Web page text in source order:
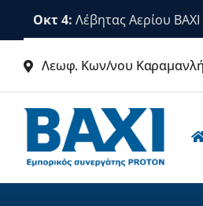
Μετάβαση
περιεχόμενο
Οκτ 4: Λέβητας Αερίου
Λεωφ. Κων/νου